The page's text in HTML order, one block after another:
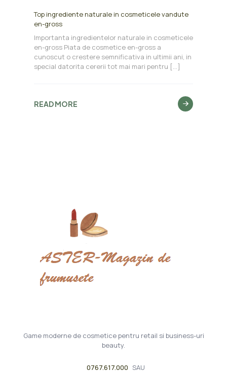
Top ingrediente naturale in cosmeticele vandute
en-gross
Importanta ingredientelor naturale in cosmeticele
en-gross Piata de cosmetice en-gross a
cunoscut o crestere semnificativa in ultimii ani, in
special datorita cererii tot mai mari pentru […]
READ MORE
Game moderne de cosmetice pentru retail si business-uri
beauty.
0767.617.000 SAU